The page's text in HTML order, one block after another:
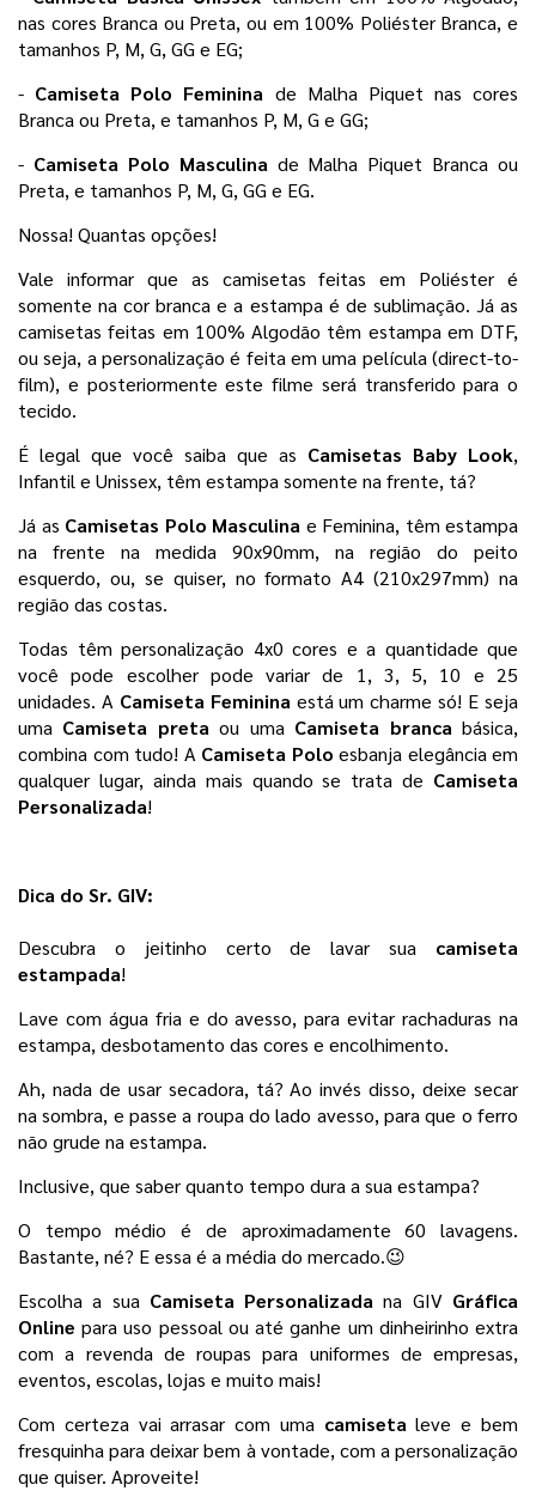
nas cores Branca ou Preta, ou em 100% Poliéster Branca, e
tamanhos P, M, G, GG e EG;
- Camiseta Polo Feminina de Malha Piquet nas cores
Branca ou Preta, e tamanhos P, M, G e GG;
- Camiseta Polo Masculina de Malha Piquet Branca ou
Preta, e tamanhos P, M, G, GG e EG.
Nossa! Quantas opções!
Vale informar que as camisetas feitas em Poliéster é
somente na cor branca e a estampa é de sublimação. Já as
camisetas feitas em 100% Algodão têm estampa em DTF,
ou seja, a personalização é feita em uma película (direct-to-
film), e posteriormente este filme será transferido para o
tecido.
É legal que você saiba que as Camisetas Baby Look,
Infantil e Unissex, têm estampa somente na frente, tá?
Já as Camisetas Polo Masculina e Feminina, têm estampa
na frente na medida 90x90mm, na região do peito
esquerdo, ou, se quiser, no formato A4 (210x297mm) na
região das costas.
Todas têm personalização 4x0 cores e a quantidade que
você pode escolher pode variar de 1, 3, 5, 10 e 25
unidades. A Camiseta Feminina está um charme só! E seja
uma Camiseta preta ou uma Camiseta branca básica,
combina com tudo! A Camiseta Polo esbanja elegância em
qualquer lugar, ainda mais quando se trata de Camiseta
Personalizada!
Dica do Sr. GIV:
Descubra o jeitinho certo de lavar sua camiseta
estampada!
Lave com água fria e do avesso, para evitar rachaduras na
estampa, desbotamento das cores e encolhimento.
Ah, nada de usar secadora, tá? Ao invés disso, deixe secar
na sombra, e passe a roupa do lado avesso, para que o ferro
não grude na estampa.
Inclusive, que saber quanto tempo dura a sua estampa?
O tempo médio é de aproximadamente 60 lavagens.
Bastante, né? E essa é a média do mercado.😉
Escolha a sua Camiseta Personalizada na GIV Gráfica
Online para uso pessoal ou até ganhe um dinheirinho extra
com a revenda de roupas para uniformes de empresas,
eventos, escolas, lojas e muito mais!
Com certeza vai arrasar com uma camiseta leve e bem
fresquinha para deixar bem à vontade, com a personalização
que quiser. Aproveite!